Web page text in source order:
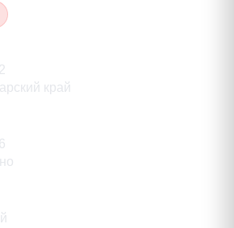
край